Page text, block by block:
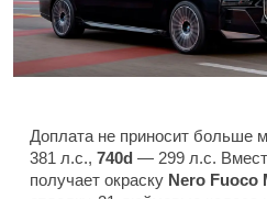
Доплата не приносит больше
381 л.с., 740d — 299 л.с.
получает окраску Nero Fuoco